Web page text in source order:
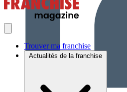
Trouver ma franchise
Actualités de la franchise